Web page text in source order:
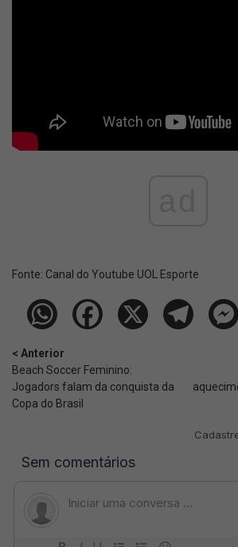
Fonte: Canal do Youtube UOL Esporte
< Anterior
Beach Soccer Feminino:
Jogadors falam da conquista da
Copa do Brasil